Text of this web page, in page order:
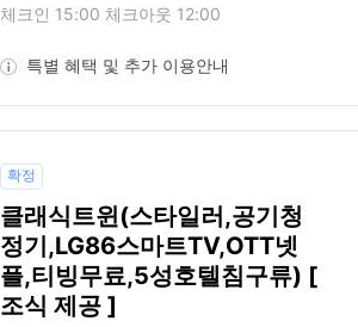
체크인 15:00 체크아웃 12:00
특별 혜택 및 추가 이용안내
확정
클래식트윈(스타일러,공기청
정기,LG86스마트TV,OTT넷
플,티빙무료,5성호텔침구류) [
조식 제공 ]